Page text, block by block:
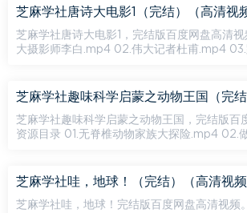
芝麻学社唐诗大电影1（完结）（高清视
芝麻学社唐诗大电影1，完结版百度网盘高清
大摄影师李白.mp4 02.伟大记者杜甫.mp4
芝麻学社趣味科学启蒙之动物王国，完结版百
资源目录 01.无脊椎动物家族大探险.mp4 02.
芝麻学社哇，地球！（完结）（高清视
芝麻学社哇，地球！完结版百度网盘高清视频